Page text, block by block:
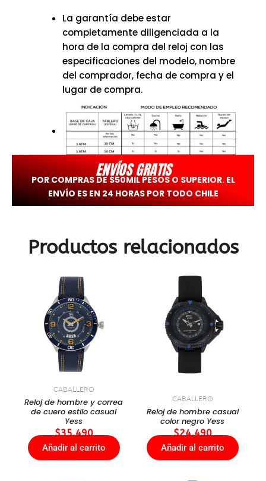
La garantía debe estar
completamente diligenciada a la
hora de la compra del reloj con las
especificaciones del modelo, nombre
del comprador, fecha de compra y el
lugar de compra.
ENVÍOS GRATIS
POR COMPRAS DE $50MIL PESOS O SUPERIOR. EL
ENVÍO ES EN 24 HORAS POR TODO CHILE
Productos relacionados
CABALLERO
Reloj de hombre y correa
de cuero estilo casual
Yess
$35.490
Añadir al carrito
CABALLERO
Reloj de hombre casual
color negro Yess
$24.490
Añadir al carrito